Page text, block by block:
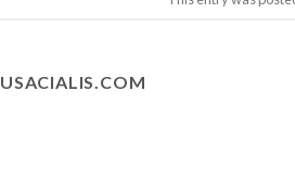
USACIALIS.COM